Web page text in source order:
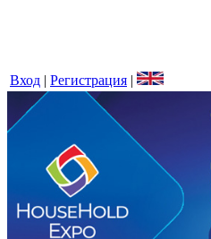
Вход | Регистрация |